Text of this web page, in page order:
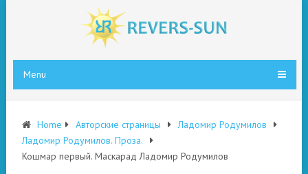
Menu
Home Авторские страницы
Ладомир Родумилов
Ладомир Родумилов. Проза.
Кошмар первый. Маскарад Ладомир Родумилов